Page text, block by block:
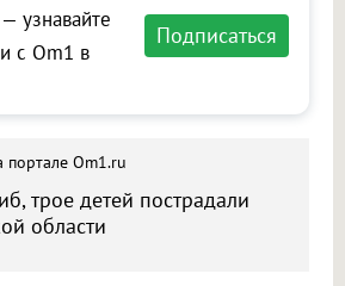
узнавайте
с Om1 в
Подписаться
портале Om1.ru
трое детей пострадали
области